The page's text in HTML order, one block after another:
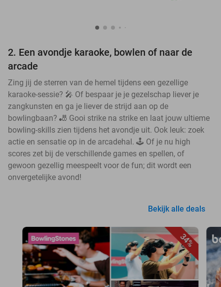
2. Een avondje karaoke, bowlen of naar de
arcade
Zing jij de sterren van de hemel tijdens een gezellige
karaoke-sessie? 🎤 Of bespaar je je gezelschap liever je
zangkunsten en ga je liever de strijd aan op de
bowlingbaan? 🎳 Gooi strike na strike en laat jouw ultieme
bowling-skills zien tijdens het avondje uit. Ook leuk: zoek
actie en sensatie op in de arcadehal. 🕹️ Of je nu high
scores zet bij de verschillende games en spellen, of
gewoon gezellig meespeelt voor de fun; dit wordt een
onvergetelijke avond!
Bekijk alle deals
34%